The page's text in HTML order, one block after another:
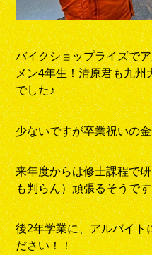
バイクショップライズで
メン4年生！清原君も九州
でした♪
少ないですが卒業祝いの
来年度からは修士課程で
も判らん）頑張るそうで
後2年学業に、アルバイト
ださい！！